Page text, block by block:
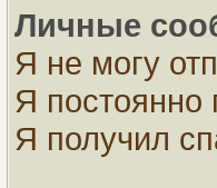
Личные
Я не могу
Я
Я получил